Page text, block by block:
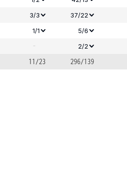
3/3
37/22
1/1
5/6
- 2/2
11/23 296/139